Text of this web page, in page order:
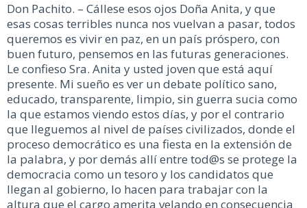
Don Pachito. – Cállese esos ojos Doña Anita, y que
esas cosas terribles nunca nos vuelvan a pasar, todos
queremos es vivir en paz, en un país próspero, con
buen futuro, pensemos en las futuras generaciones.
Le confieso Sra. Anita y usted joven que está aquí
presente. Mi sueño es ver un debate político sano,
educado, transparente, limpio, sin guerra sucia como
la que estamos viendo estos días, y por el contrario
que lleguemos al nivel de países civilizados, donde el
proceso democrático es una fiesta en la extensión de
la palabra, y por demás allí entre tod@s se protege la
democracia como un tesoro y los candidatos que
llegan al gobierno, lo hacen para trabajar con la
altura que el cargo amerita velando en consecuencia